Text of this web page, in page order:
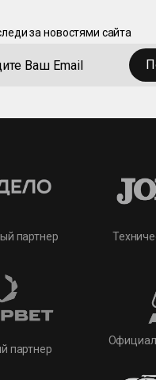
за новостями сайта
партнер
партнер